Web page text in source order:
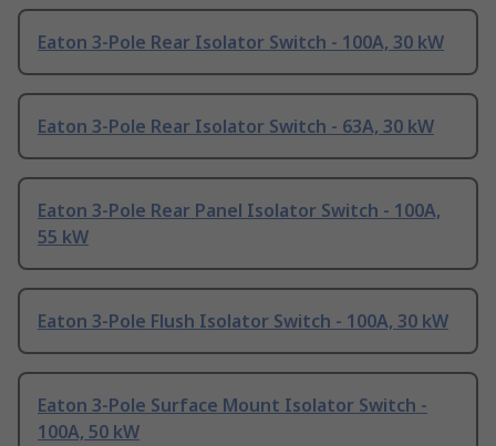
Eaton 3-Pole Rear Isolator Switch - 100A, 30 kW
Eaton 3-Pole Rear Isolator Switch - 63A, 30 kW
Eaton 3-Pole Rear Panel Isolator Switch - 100A,
55 kW
Eaton 3-Pole Flush Isolator Switch - 100A, 30 kW
Eaton 3-Pole Surface Mount Isolator Switch -
100A, 50 kW